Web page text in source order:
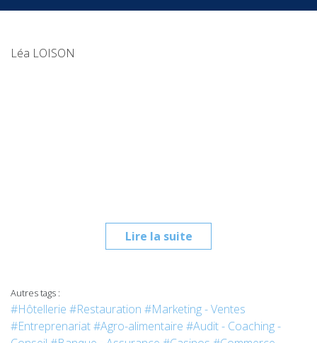
Lire la suite
Léa LOISON
Autres tags :
#Hôtellerie #Restauration #Marketing - Ventes
#Entreprenariat#Agro-alimentaire #Audit - Coaching -